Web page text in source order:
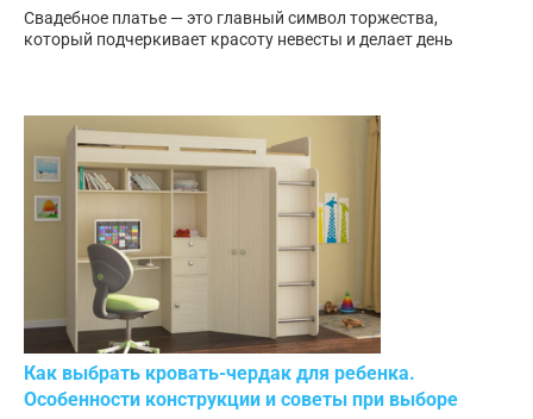
Свадебное платье — это главный символ торжества,
который подчеркивает красоту невесты и делает день
Как выбрать кровать-чердак для ребенка.
Особенности конструкции и советы при выборе